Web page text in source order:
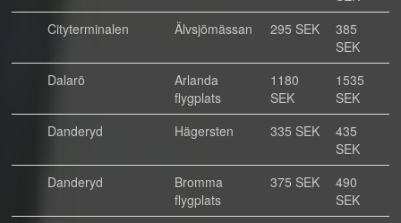
Cityterminalen
Älvsjömässan 295 SEK
385
SEK
Dalarö
Arlanda
flygplats
1180
SEK
1535
SEK
Danderyd
Hägersten 335 SEK
435
SEK
Danderyd
Bromma
flygplats
375 SEK
490
SEK